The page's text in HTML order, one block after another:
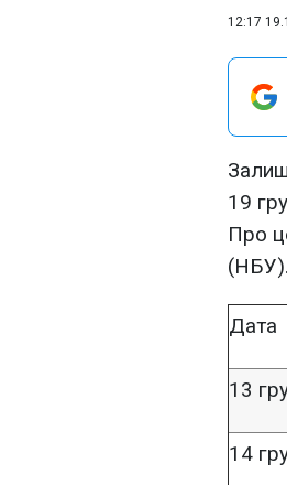
12:17
19
Про
(НБУ).
Дата
13
14